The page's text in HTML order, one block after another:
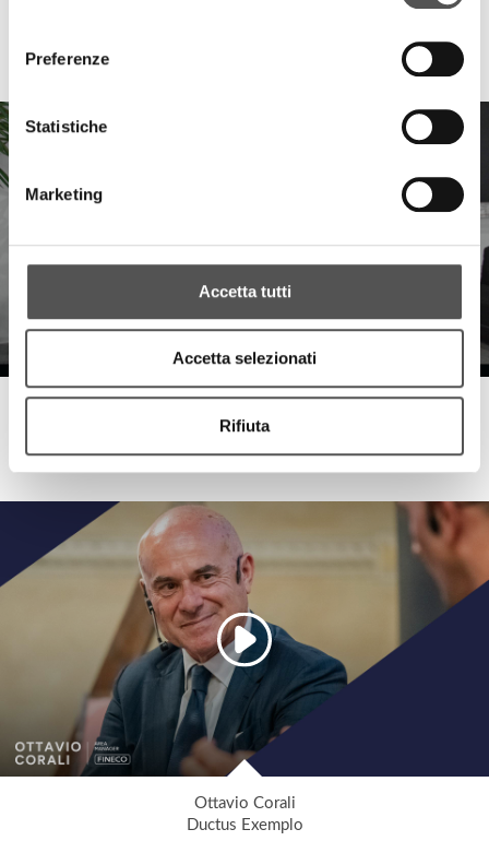
Preferenze
Statistiche
Marketing
Accetta tutti
Accetta selezionati
Rifiuta
Waltherpark: integrazione, visione, concretezza
Raccorderie Metalliche
RacMet Ladies 2026
RaccorderieMetalliche.com
Ottavio Corali
Ductus Exemplo